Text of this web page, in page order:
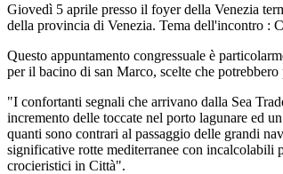
Giovedì 5 aprile presso il foyer della Venezia
della provincia di Venezia. Tema dell'incontro :
Questo appuntamento congressuale è
per il bacino di san Marco, scelte che
"I confortanti segnali che arrivano dalla Sea
incremento delle toccate nel porto lagunare ed
quanti sono contrari al passaggio delle grandi
significative rotte mediterranee con incalcolabili
crocieristici in Città".